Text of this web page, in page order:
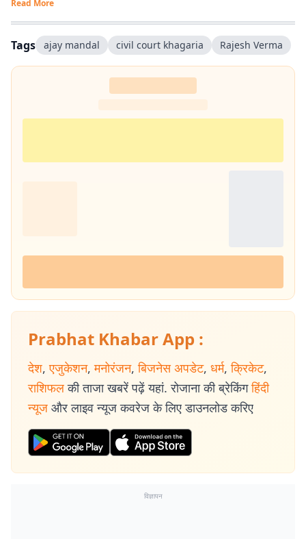
Read More
Tags ajay mandal civil court khagaria Rajesh Verma
Prabhat Khabar App :
देश, एजुकेशन, मनोरंजन, बिजनेस अपडेट, धर्म, क्रिकेट,
राशिफल की ताजा खबरें पढ़ें यहां. रोजाना की ब्रेकिंग हिंदी
न्यूज और लाइव न्यूज कवरेज के लिए डाउनलोड करिए
विज्ञापन